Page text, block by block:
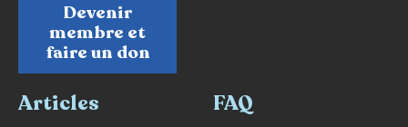
Devenir
membre et
faire un don
Articles
FAQ